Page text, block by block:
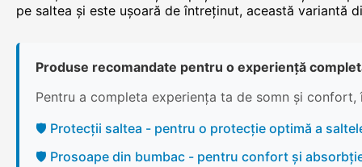
pe saltea și este ușoară de întreținut, această
Produse recomandate pentru o experiență
Pentru a completa experiența ta de somn și
🛡️ Protecții saltea - pentru o protecție optimă a
🛡️ Prosoape din bumbac - pentru confort și